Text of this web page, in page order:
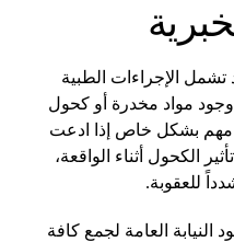
الإجراءات الطبية
مواد مخدرة أو كحول
مهم بشكل خاص إذا ادعت
الكحول أثناء الواقعة،
للعقوبة.
العامة لجمع كافة